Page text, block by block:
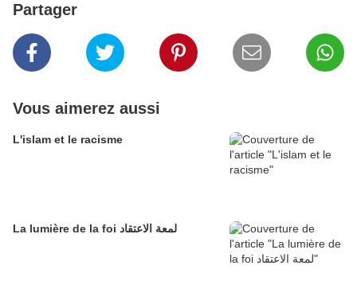
Partager
Vous aimerez aussi
L'islam et le racisme
La lumière de la foi لمعة الاعتقاد